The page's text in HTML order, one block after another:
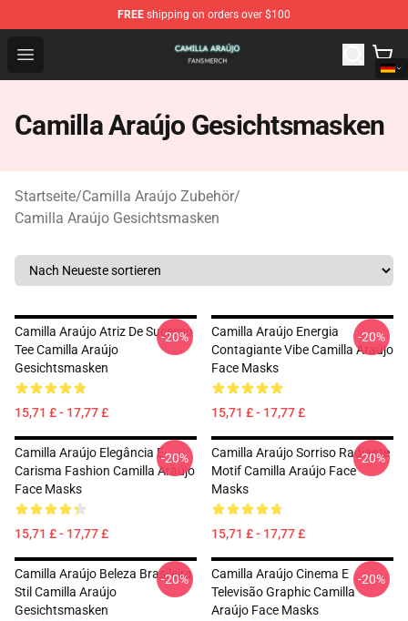
FREE shipping on orders over $100
Open menu
Camilla Araújo Shop - Official Camilla Araújo
Camilla Araújo Gesichtsmasken
Startseite/Camilla Araújo Zubehör/
Camilla Araújo Gesichtsmasken
Camilla Araújo Atriz De Sucesso
Tee Camilla Araújo
Gesichtsmasken
15,71 £ - 17,77 £
-20%
Camilla Araújo Energia
Contagiante Vibe Camilla Araújo
Face Masks
15,71 £ - 17,77 £
-20%
Camilla Araújo Elegância E
Carisma Fashion Camilla Araújo
Face Masks
15,71 £ - 17,77 £
-20%
Camilla Araújo Sorriso Radiante
Motif Camilla Araújo Face
Masks
15,71 £ - 17,77 £
-20%
Camilla Araújo Beleza Brasileira
Stil Camilla Araújo
Gesichtsmasken
-20%
Camilla Araújo Cinema E
Televisão Graphic Camilla
Araújo Face Masks
-20%